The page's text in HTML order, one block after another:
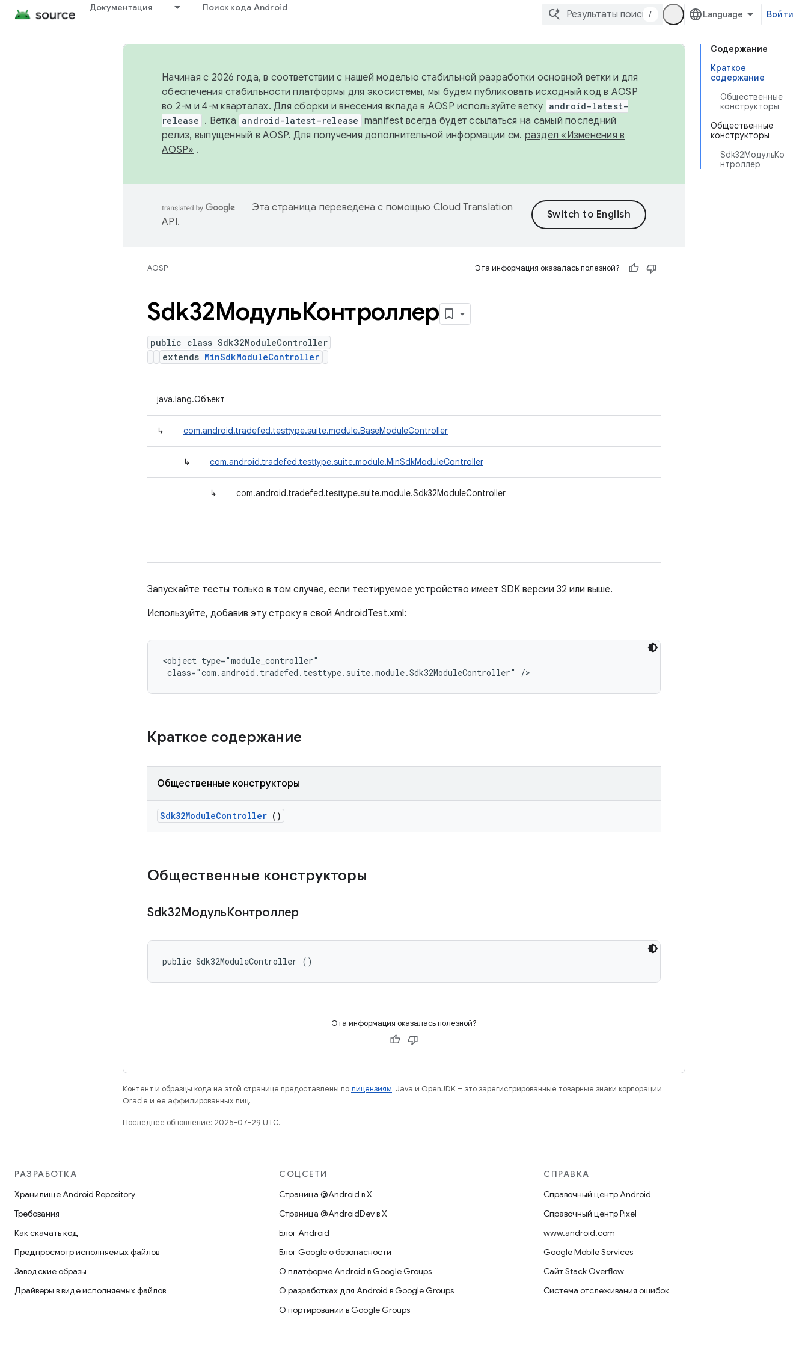
Документация Поиск кода Android
/ Войти
Содержание
Краткое
содержание
Общественные
конструкторы
Общественные
конструкторы
Sdk32МодульКо
нтроллер
Начиная с 2026 года, в соответствии с нашей моделью стабильной разработки основной ветки и для
обеспечения стабильности платформы для экосистемы, мы будем публиковать исходный код в AOSP
во 2-м и 4-м кварталах. Для сборки и внесения вклада в AOSP используйте ветку android-latest-
release . Ветка android-latest-release manifest всегда будет ссылаться на самый последний
релиз, выпущенный в AOSP. Для получения дополнительной информации см. раздел «Изменения в
AOSP» .
Эта страница переведена с помощью Cloud Translation
API.
AOSP Эта информация оказалась полезной?
Sdk32МодульКонтроллер
public class Sdk32ModuleController
extends MinSdkModuleController
java.lang.Объект
↳ com.android.tradefed.testtype.suite.module.BaseModuleController
↳ com.android.tradefed.testtype.suite.module.MinSdkModuleController
↳ com.android.tradefed.testtype.suite.module.Sdk32ModuleController
Запускайте тесты только в том случае, если тестируемое устройство имеет SDK версии 32 или выше.
Используйте, добавив эту строку в свой AndroidTest.xml:
<object type="module_controller"
class="com.android.tradefed.testtype.suite.module.Sdk32ModuleController" />
Краткое содержание
Общественные конструкторы
Sdk32ModuleController ()
Общественные конструкторы
Sdk32МодульКонтроллер
public Sdk32ModuleController ()
Эта информация оказалась полезной?
Контент и образцы кода на этой странице предоставлены полицензиям. Java и OpenJDK – это зарегистрированные товарные знаки корпорации
Oracle и ее аффилированных лиц.
Последнее обновление: 2025-07-29 UTC.
РАЗРАБОТКА
Хранилище Android Repository
Требования
Как скачать код
Предпросмотр исполняемых файлов
Заводские образы
Драйверы в виде исполняемых файлов
СОЦСЕТИ
Страница @Android в X
Страница @AndroidDev в X
Блог Android
Блог Google о безопасности
О платформе Android в Google Groups
О разработках для Android в Google Groups
О портировании в Google Groups
СПРАВКА
Справочный центр Android
Справочный центр Pixel
www.android.com
Google Mobile Services
Сайт Stack Overflow
Система отслеживания ошибок